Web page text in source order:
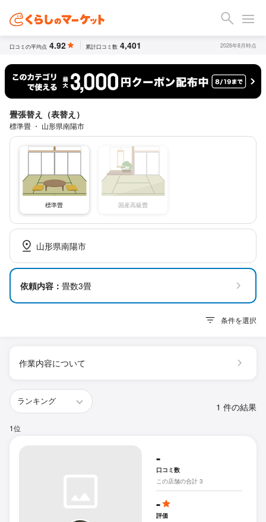
口コミの平均点 4.92 累計口コミ数 4,401 2026年8月時点
畳張替え（表替え）
標準畳 ・ 山形県南陽市
標準畳 国産高級畳
山形県南陽市
依頼内容： 畳数3畳
条件を選択
作業内容について
1 件の結果
1位
-
口コミ数
この店舗の合計 3
-
評価